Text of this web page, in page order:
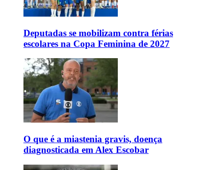
Deputadas se mobilizam contra férias
escolares na Copa Feminina de 2027
O que é a miastenia gravis, doença
diagnosticada em Alex Escobar